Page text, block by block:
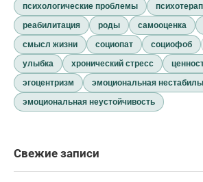
психологические проблемы
реабилитация
роды самооценка
смысл жизни
социопат социофоб
улыбка
хронический стресс
эгоцентризм
эмоциональная
эмоциональная неустойчивость
Свежие записи